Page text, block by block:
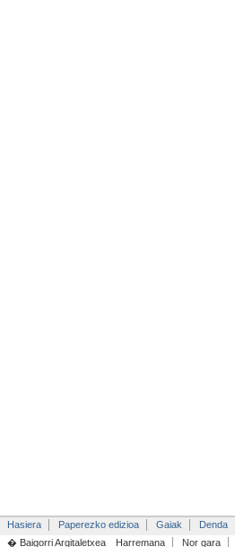
Hasiera Paperezko edizioa Gaiak
Denda
� Baigorri Argitaletxea
Harremana Nor gara